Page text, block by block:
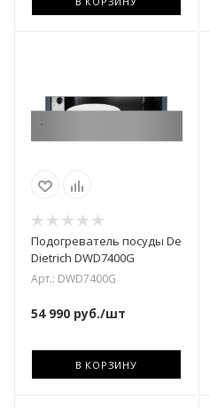
Подогреватель посуды De
Dietrich DWD7400G
Арт.: DWD7400G
54 990 руб./шт
В КОРЗИНУ